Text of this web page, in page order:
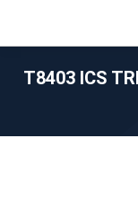
T8403 ICS